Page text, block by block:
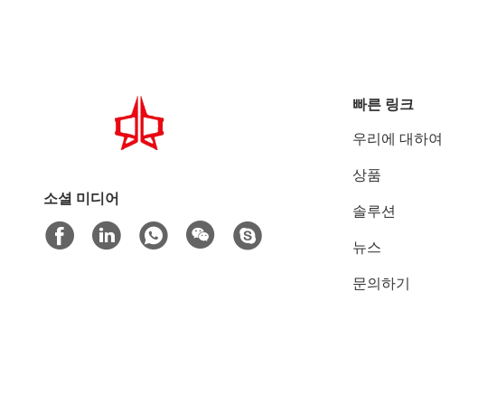
소셜 미디어
빠른 링크
우리에 대하여
상품
솔루션
뉴스
문의하기